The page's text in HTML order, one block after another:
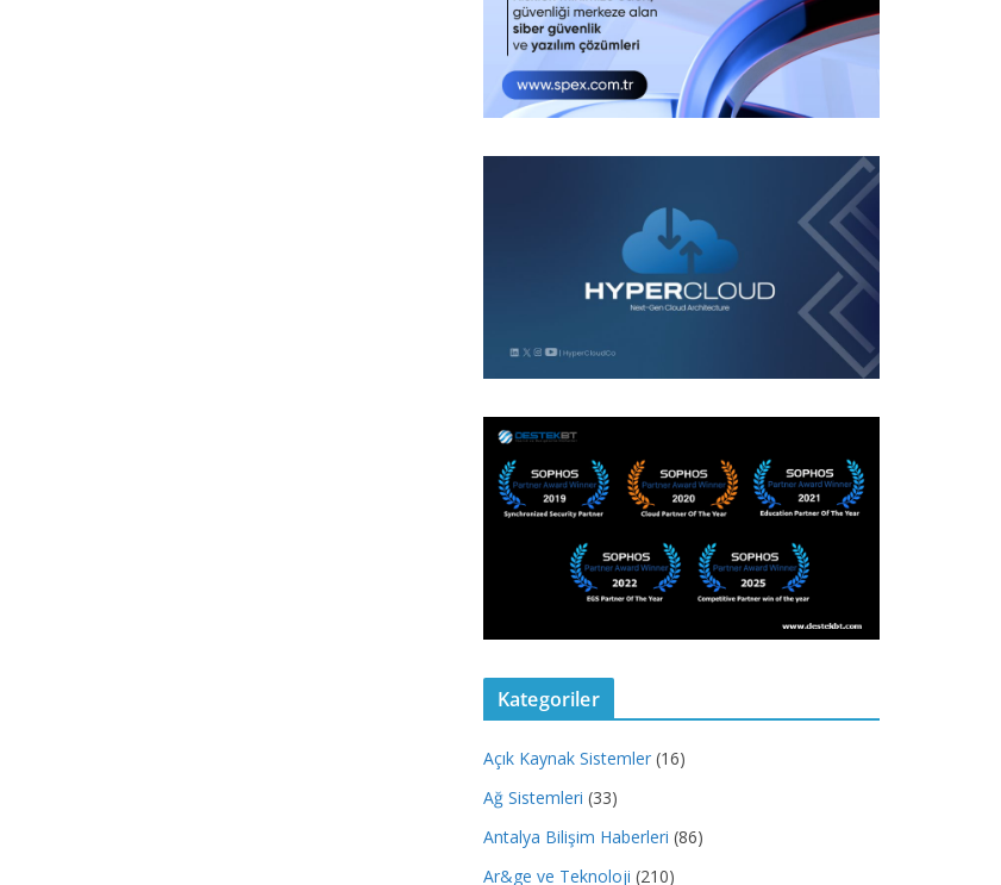
Kategoriler
Açık Kaynak Sistemler (16)
Ağ Sistemleri (33)
Antalya Bilişim Haberleri (86)
Ar&ge ve Teknoloji (210)